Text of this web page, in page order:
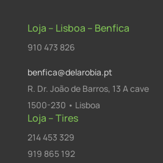
Loja – Lisboa – Benfica
910 473 826
benfica@delarobia.pt
R. Dr. João de Barros, 13 A cave
1500-230 • Lisboa
Loja – Tires
214 453 329
919 865 192